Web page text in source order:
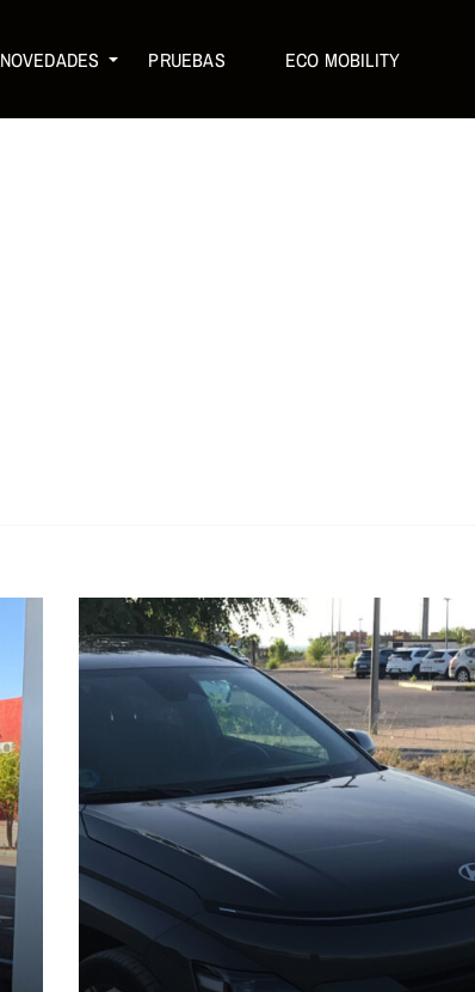
NOVEDADES PRUEBAS ECO MOBILITY